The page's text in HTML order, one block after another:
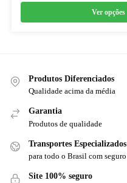
Ver opções
Produtos Diferenciados
Qualidade acima da média
Garantia
Produtos de qualidade
Transportes Especializados
para todo o Brasil com seguro
Site 100% seguro